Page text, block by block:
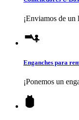
¡Enviamos de
Enganches para
¡Ponemos un